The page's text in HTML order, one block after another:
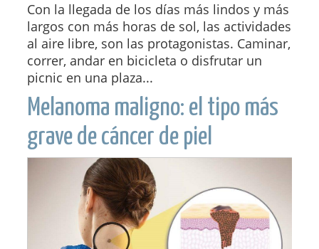
Con la llegada de los días más lindos y más
largos con más horas de sol, las actividades
al aire libre, son las protagonistas. Caminar,
correr, andar en bicicleta o disfrutar un
picnic en una plaza...
Melanoma maligno: el tipo más
grave de cáncer de piel